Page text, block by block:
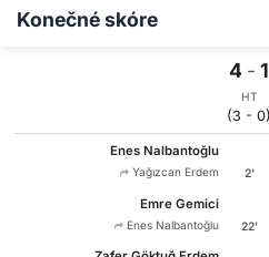
Konečné skóre
4 - 1
HT
(3 - 0)
Enes Nalbantoğlu
Yağızcan Erdem 2'
Emre Gemici
Enes Nalbantoğlu 22'